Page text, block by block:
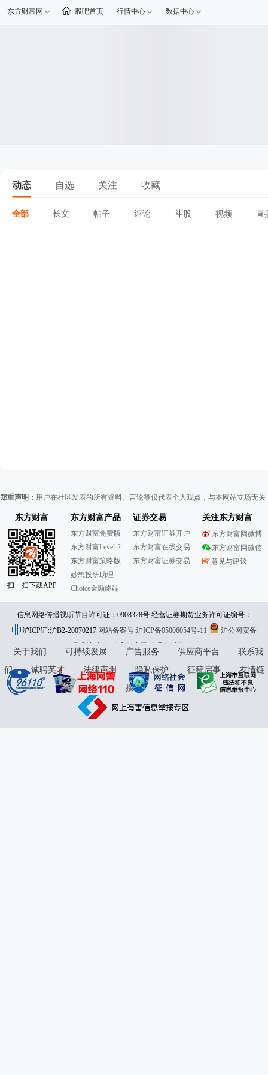
东方财富网 股吧首页 行情中心 数据中心
动态 自选 关注 收藏
全部 长文 帖子 评论 斗股 视频 直
郑重声明： 用户在社区发表的所有资料、言论等仅代表个人观点，与本网站立场无
东方财富
扫一扫下载APP
东方财富产品
东方财富免费版
东方财富Level-2
东方财富策略版
妙想投研助理
Choice金融终端
证券交易
东方财富证券开户
东方财富在线交易
东方财富证券交易
关注东方财富
东方财富网微博
东方财富网微信
意见与建议
信息网络传播视听节目许可证：0908328号 经营证券期货业务许可证编号：
913101046312860336 违法和不良信息举报:021-61278686 举报邮箱：
jubao@eastmoney.com
沪ICP证:沪B2-20070217 网站备案号:沪ICP备05006054号-11
沪公网安备
31010402000120号版权所有:东方财富网意见与建议:4000300059/952500
关于我们 可持续发展 广告服务 供应商平台
联系我
们
诚聘英才 法律声明 隐私保护 征稿启事
友情链
接